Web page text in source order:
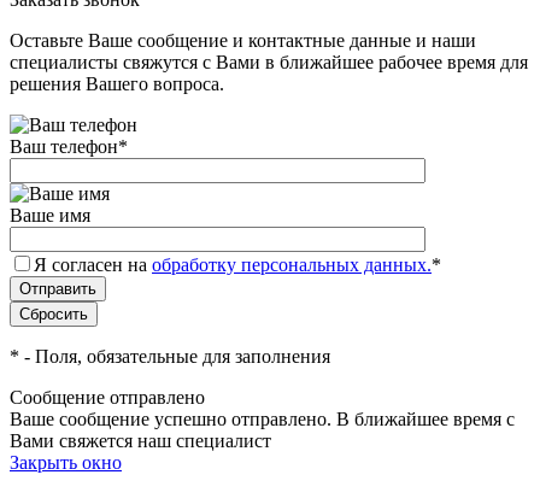
Оставьте Ваше сообщение и контактные данные и наши
специалисты свяжутся с Вами в ближайшее рабочее время для
решения Вашего вопроса.
Ваш телефон*
Ваше имя
Я согласен на обработку персональных данных.*
* - Поля, обязательные для заполнения
Сообщение отправлено
Ваше сообщение успешно отправлено. В ближайшее время с
Вами свяжется наш специалист
Закрыть окно